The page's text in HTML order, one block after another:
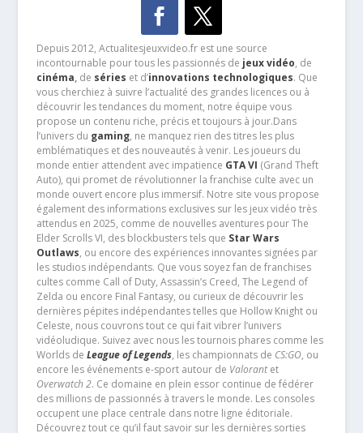
Depuis 2012, Actualitesjeuxvideo.fr est une source
incontournable pour tous les passionnés de jeux vidéo, de
cinéma,de séries et d’innovations technologiques. Que
vous cherchiez à suivre l’actualité des grandes licences ou à
découvrir les tendances du moment, notre équipe vous
propose un contenu riche, précis et toujours à jour.Dans
l’univers du gaming, ne manquez rien des titres les plus
emblématiques et des nouveautés à venir. Les joueurs du
monde entier attendent avec impatience GTA VI (Grand Theft
Auto), qui promet de révolutionner la franchise culte avec un
monde ouvert encore plus immersif. Notre site vous propose
également des informations exclusives sur les jeux vidéo très
attendus en 2025, comme de nouvelles aventures pour The
Elder Scrolls VI, des blockbusters tels que Star Wars
Outlaws, ou encore des expériences innovantes signées par
les studios indépendants. Que vous soyez fan de franchises
cultes comme Call of Duty, Assassin’s Creed, The Legend of
Zelda ou encore Final Fantasy, ou curieux de découvrir les
dernières pépites indépendantes telles que Hollow Knight ou
Celeste, nous couvrons tout ce qui fait vibrer l’univers
vidéoludique. Suivez avec nous les tournois phares comme les
Worlds de League of Legends, les championnats de CS:GO, ou
encore les événements e-sport autour de Valorantet
Overwatch 2. Ce domaine en plein essor continue de fédérer
des millions de passionnés à travers le monde. Les consoles
occupent une place centrale dans notre ligne éditoriale.
Découvrez tout ce qu’il faut savoir sur les dernières sorties